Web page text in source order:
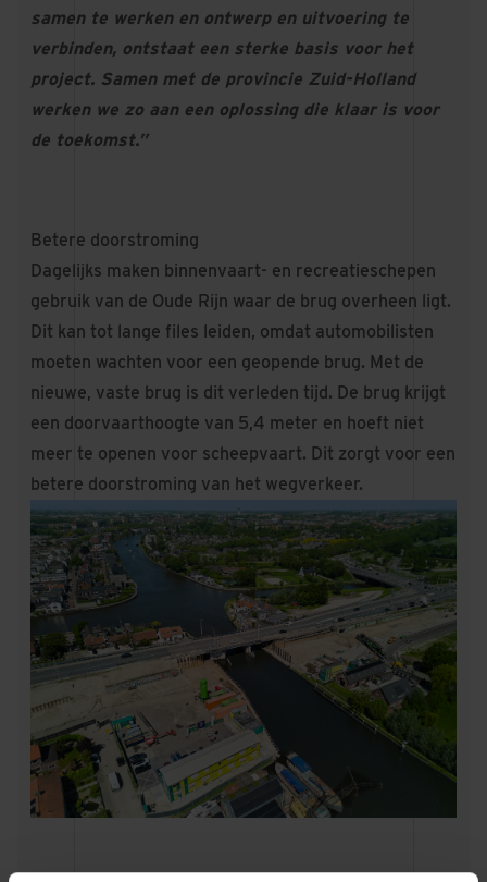
samen te werken en ontwerp en uitvoering te
verbinden, ontstaat een sterke basis voor het
project. Samen met de provincie Zuid-Holland
werken we zo aan een oplossing die klaar is voor
de toekomst.”
Betere doorstroming
Dagelijks maken binnenvaart- en recreatieschepen
gebruik van de Oude Rijn waar de brug overheen ligt.
Dit kan tot lange files leiden, omdat automobilisten
moeten wachten voor een geopende brug. Met de
nieuwe, vaste brug is dit verleden tijd. De brug krijgt
een doorvaarthoogte van 5,4 meter en hoeft niet
meer te openen voor scheepvaart. Dit zorgt voor een
betere doorstroming van het wegverkeer.